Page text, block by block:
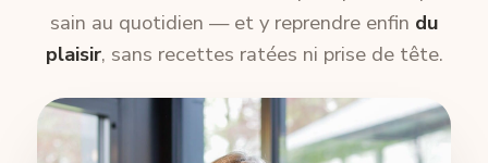
sain au quotidien — et y reprendre enfin du
plaisir, sans recettes ratées ni prise de tête.